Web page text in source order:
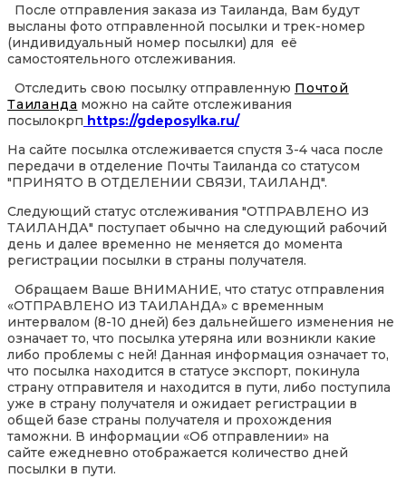
После отправления заказа из Таиланда, Вам будут
высланы фото отправленной посылки и трек-номер
(индивидуальный номер посылки) для её
самостоятельного отслеживания.
Отследить свою посылку отправленную Почтой
Таиланда можно на сайте отслеживания
посылокрп https://gdeposylka.ru/
На сайте посылка отслеживается спустя 3-4 часа после
передачи в отделение Почты Таиланда со статусом
"ПРИНЯТО В ОТДЕЛЕНИИ СВЯЗИ, ТАИЛАНД".
Следующий статус отслеживания "ОТПРАВЛЕНО ИЗ
ТАИЛАНДА" поступает обычно на следующий рабочий
день и далее временно не меняется до момента
регистрации посылки в страны получателя.
Обращаем Ваше ВНИМАНИЕ, что статус отправления
«ОТПРАВЛЕНО ИЗ ТАИЛАНДА» с временным
интервалом (8-10 дней) без дальнейшего изменения не
означает то, что посылка утеряна или возникли какие
либо проблемы с ней! Данная информация означает то,
что посылка находится в статусе экспорт, покинула
страну отправителя и находится в пути, либо поступила
уже в страну получателя и ожидает регистрации в
общей базе страны получателя и прохождения
таможни. В информации «Об отправлении» на
сайте ежедневно отображается количество дней
посылки в пути.